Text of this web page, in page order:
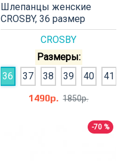
CROSBY
Шлепанцы женские
CROSBY, 36 размер
Размеры:
36
37 38 39 40
41
1490р. 1850р.
-70 %